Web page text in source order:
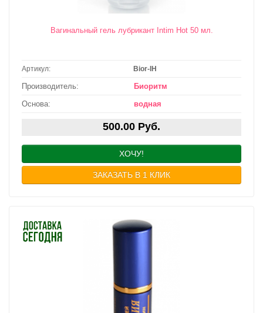
Вагинальный гель лубрикант Intim Hot 50 мл.
Артикул: Bior-IH
Производитель:
Биоритм
Основа:
водная
500.00 Руб.
ХОЧУ!
ЗАКАЗАТЬ В 1 КЛИК